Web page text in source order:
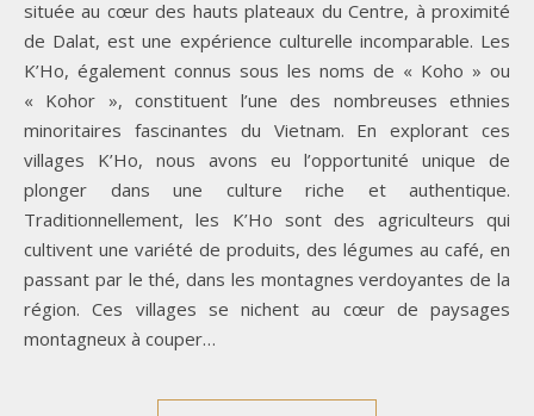
située au cœur des hauts plateaux du Centre, à proximité
de Dalat, est une expérience culturelle incomparable. Les
K’Ho, également connus sous les noms de « Koho » ou
« Kohor », constituent l’une des nombreuses ethnies
minoritaires fascinantes du Vietnam. En explorant ces
villages K’Ho, nous avons eu l’opportunité unique de
plonger dans une culture riche et authentique.
Traditionnellement, les K’Ho sont des agriculteurs qui
cultivent une variété de produits, des légumes au café, en
passant par le thé, dans les montagnes verdoyantes de la
région. Ces villages se nichent au cœur de paysages
montagneux à couper…